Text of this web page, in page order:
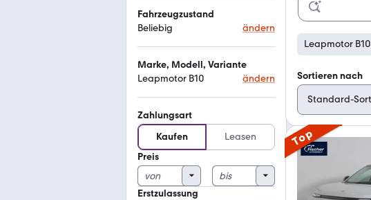
Fahrzeugzustand
Beliebig
ändern
Marke, Modell, Variante
Leapmotor B10
ändern
Zahlungsart
Kaufen
Leasen
Preis
Erstzulassung
Leapmotor B10
Sortieren nach
Top